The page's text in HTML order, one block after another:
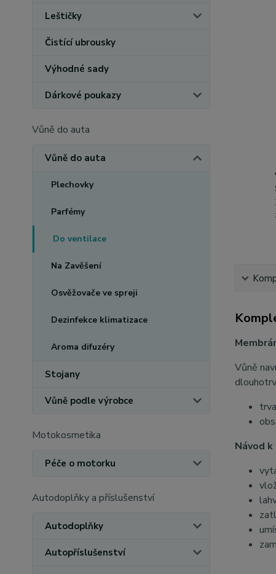
Leštičky
Čistící ubrousky
Výhodné sady
Dárkové poukazy
Vůně do auta
Vůně do auta
Plechovky
Parfémy
Do ventilace
Na Zavěšení
Osvěžovače ve spreji
Dezinfekce klimatizace
Aroma difuzéry
Stojany
Vůně podle výrobce
Motokosmetika
Péče o motorku
Autodoplňky a příslušenství
Autodoplňky
Autopříslušenství
Vůně
Návod